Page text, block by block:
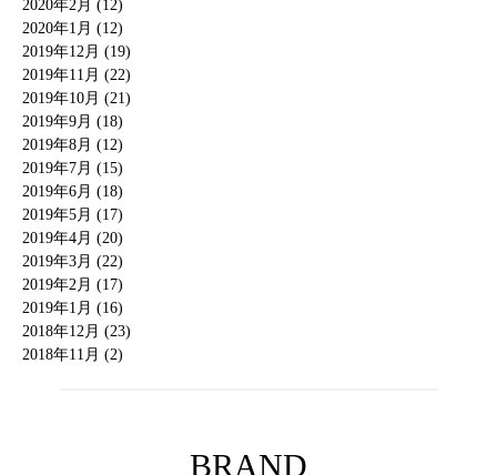
2020年2月 (12)
2020年1月 (12)
2019年12月 (19)
2019年11月 (22)
2019年10月 (21)
2019年9月 (18)
2019年8月 (12)
2019年7月 (15)
2019年6月 (18)
2019年5月 (17)
2019年4月 (20)
2019年3月 (22)
2019年2月 (17)
2019年1月 (16)
2018年12月 (23)
2018年11月 (2)
BRAND